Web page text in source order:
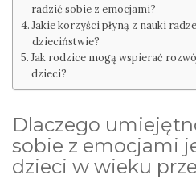
radzić sobie z emocjami?
Jakie korzyści płyną z nauki
dzieciństwie?
Jak rodzice mogą wspierać
dzieci?
Dlaczego
sobie z emocjami
dzieci w wieku